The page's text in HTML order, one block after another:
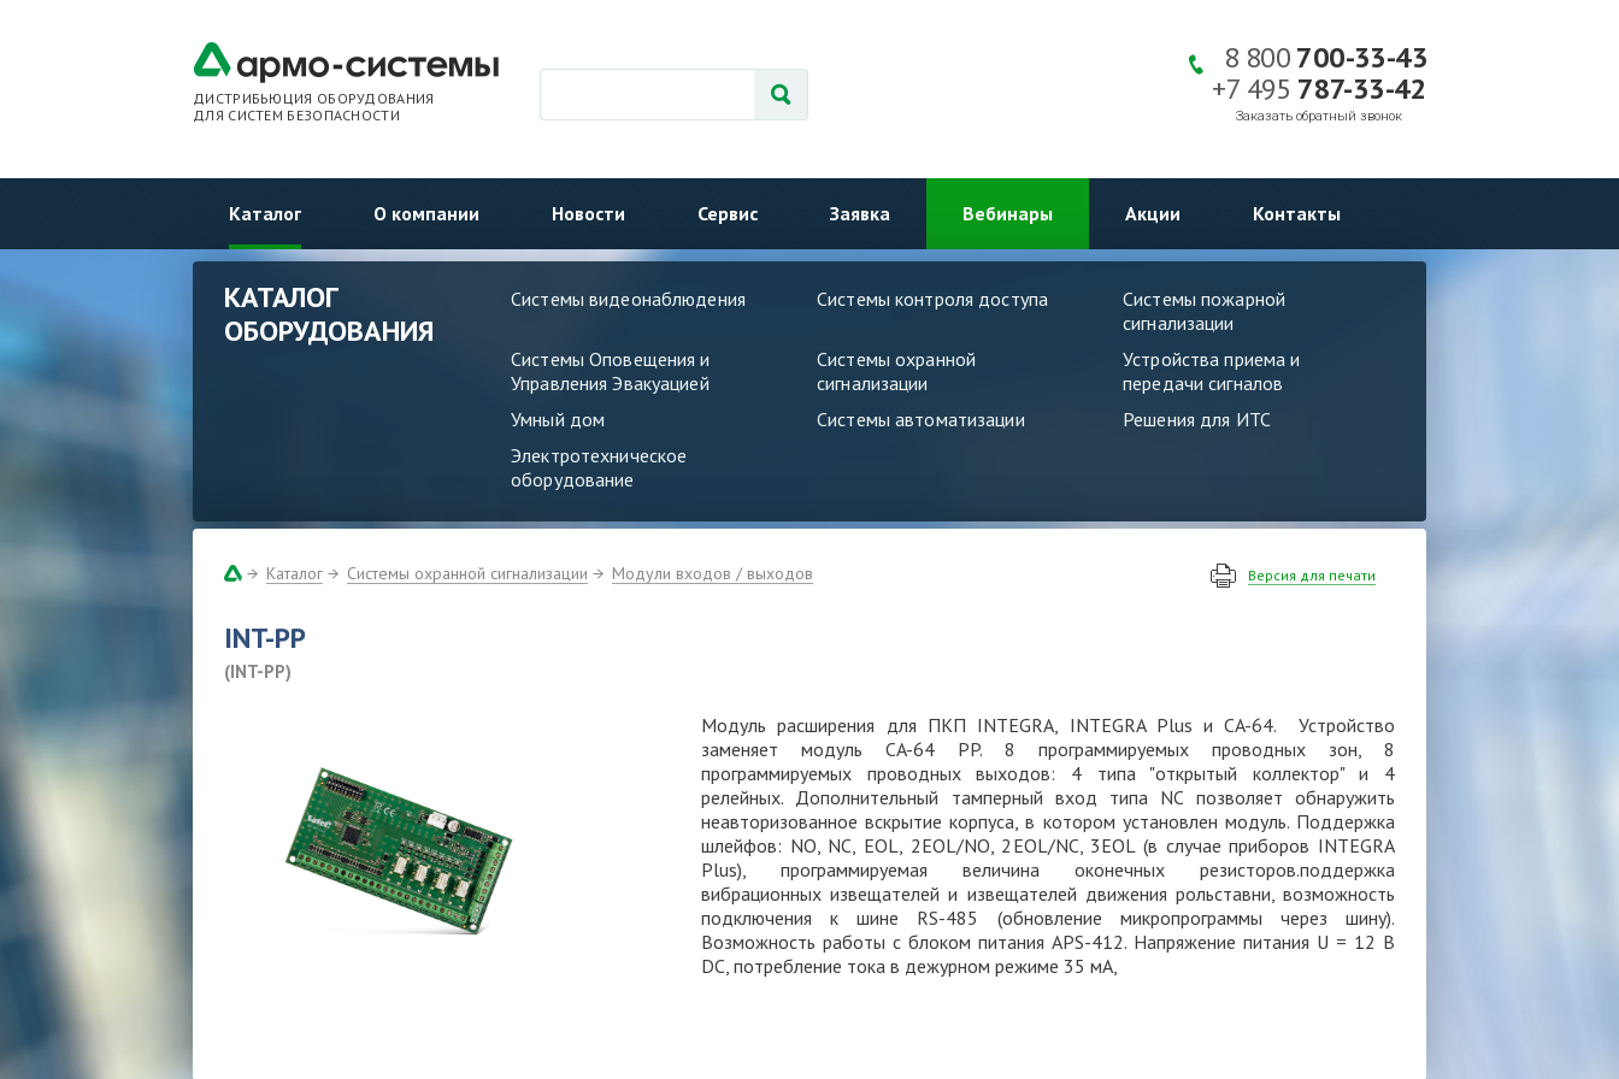
ДИСТРИБЬЮЦИЯ ОБОРУДОВАНИЯ
ДЛЯ СИСТЕМ БЕЗОПАСНОСТИ
8 800700-33-43
+7 495 787-33-42
Заказать обратный звонок
Каталог О компании Новости Сервис Заявка Вебинары Акции Контакты
КАТАЛОГ
ОБОРУДОВАНИЯ
Системы видеонаблюдения Системы контроля доступа
Системы пожарной
сигнализации
Системы Оповещения и
Управления Эвакуацией
Системы охранной
сигнализации
Устройства приема и
передачи сигналов
Умный дом
Системы автоматизации
Решения для ИТС
Электротехническое
оборудование
Каталог Системы охранной сигнализации Модули входов / выходов Версия для печати
INT-PP
(INT-PP)
Модуль расширения для ПКП INTEGRA, INTEGRA Plus и CA-64. Устройство
заменяет модуль CA-64 PP. 8 программируемых проводных зон, 8
программируемых проводных выходов: 4 типа "открытый коллектор" и 4
релейных. Дополнительный тамперный вход типа NC позволяет обнаружить
неавторизованное вскрытие корпуса, в котором установлен модуль. Поддержка
шлейфов: NO, NC, EOL, 2EOL/NO, 2EOL/NC, 3EOL (в случае приборов INTEGRA
Plus), программируемая величина оконечных резисторов.поддержка
вибрационных извещателей и извещателей движения рольставни, возможность
подключения к шине RS-485 (обновление микропрограммы через шину).
Возможность работы с блоком питания APS-412. Напряжение питания U = 12 В
DC, потребление тока в дежурном режиме 35 мA,